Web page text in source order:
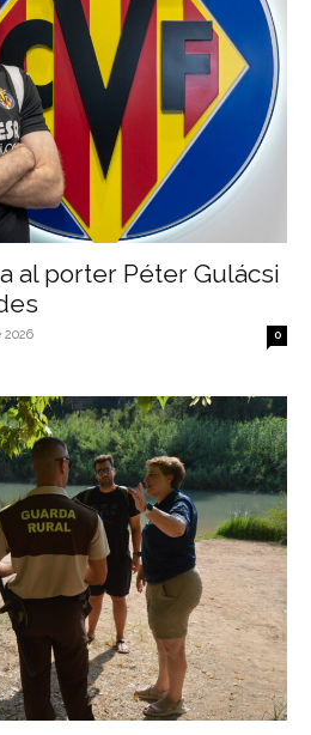
al porter Péter Gulácsi
2026 0